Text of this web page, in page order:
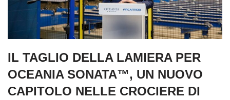
IL TAGLIO DELLA LAMIERA PER
OCEANIA SONATA™, UN NUOVO
CAPITOLO NELLE CROCIERE DI